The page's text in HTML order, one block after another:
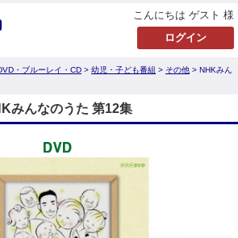
こんにちは ゲスト 様
・ブルーレイ・CD > 幼児・子ども番組 > その他 > NHKみん
みんなのうた 第12集